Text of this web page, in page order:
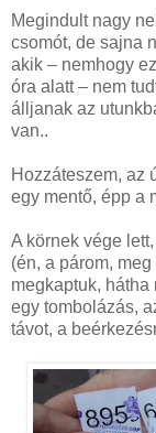
Megindult nagy
csomót, de sajna
akik – nemhogy
óra alatt– nem
álljanak az
van..
Hozzáteszem, az
egy mentő, épp a
A körnek vége
(én, a párom,
megkaptuk,
egy tombolázás,
távot, a